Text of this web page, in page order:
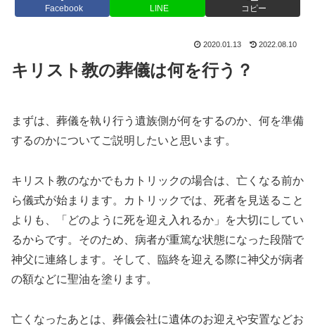
Facebook LINE コピー
2020.01.13 2022.08.10
キリスト教の葬儀は何を行う？
まずは、葬儀を執り行う遺族側が何をするのか、何を準備
するのかについてご説明したいと思います。
キリスト教のなかでもカトリックの場合は、亡くなる前か
ら儀式が始まります。カトリックでは、死者を見送ること
よりも、「どのように死を迎え入れるか」を大切にしてい
るからです。そのため、病者が重篤な状態になった段階で
神父に連絡します。そして、臨終を迎える際に神父が病者
の額などに聖油を塗ります。
亡くなったあとは、葬儀会社に遺体のお迎えや安置などお